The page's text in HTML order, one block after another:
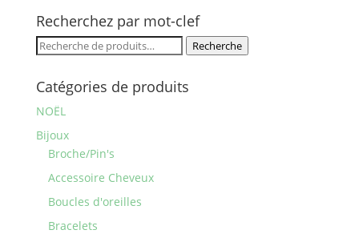
Recherchez par mot-clef
Recherche
Recherche
Catégories de produits
NOËL
Bijoux
Broche/Pin's
Accessoire Cheveux
Boucles d'oreilles
Bracelets